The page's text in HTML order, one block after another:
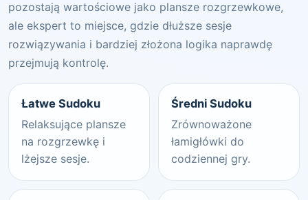
pozostają wartościowe jako plansze rozgrzewkowe,
ale ekspert to miejsce, gdzie dłuższe sesje
rozwiązywania i bardziej złożona logika naprawdę
przejmują kontrolę.
Łatwe Sudoku
Relaksujące plansze
na rozgrzewkę i
lżejsze sesje.
Średni Sudoku
Zrównoważone
łamigłówki do
codziennej gry.